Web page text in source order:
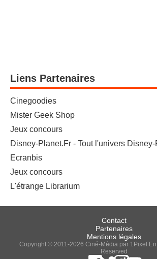
Liens Partenaires
Cinegoodies
Mister Geek Shop
Jeux concours
Disney-Planet.Fr - Tout l'univers Disney-
Ecranbis
Jeux concours
L'étrange Librarium
Contact
Partenaires
Mentions légales
Copyright © 2011-2026 Ciné-Média par 1Pixel
Reserved